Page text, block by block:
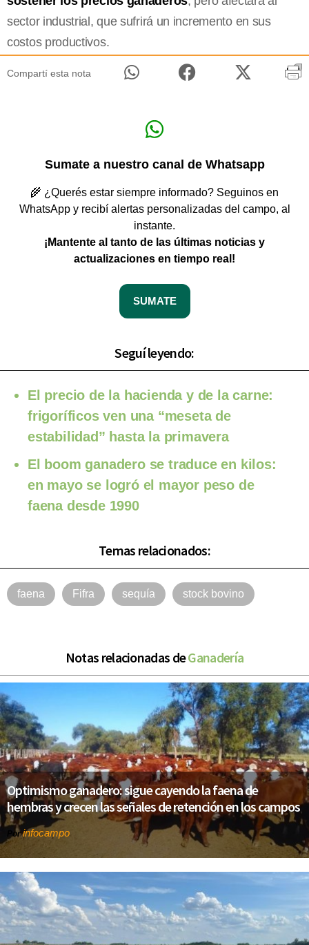
sector industrial, que sufrirá un incremento en sus
costos productivos.
Compartí esta nota
Sumate a nuestro canal de Whatsapp
🌾 ¿Querés estar siempre informado? Seguinos en
WhatsApp y recibí alertas personalizadas del campo, al
instante.
¡Mantente al tanto de las últimas noticias y
actualizaciones en tiempo real!
SUMATE
Seguí leyendo:
El precio de la hacienda y de la carne:
frigoríficos ven una “meseta de
estabilidad” hasta la primavera
El boom ganadero se traduce en kilos:
en mayo se logró el mayor peso de
faena desde 1990
Temas relacionados:
faena Fifra sequía stock bovino
Notas relacionadas deGanadería
Optimismo ganadero: sigue cayendo la faena de
hembras y crecen las señales de retención en los campos
Porinfocampo